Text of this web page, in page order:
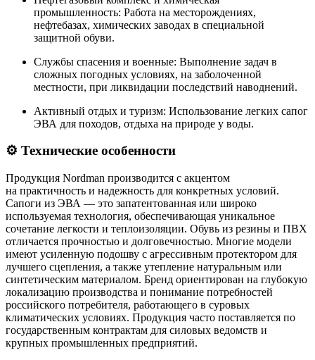
промышленность: Работа на месторождениях,
нефтебазах, химических заводах в специальной
защитной обуви.
Службы спасения и военные: Выполнение задач в
сложных погодных условиях, на заболоченной
местности, при ликвидации последствий наводнений.
Активный отдых и туризм: Использование легких сапог
ЭВА для походов, отдыха на природе у воды.
⚙️ Технические особенности
Продукция Nordman производится с акцентом
на практичность и надежность для конкретных условий.
Сапоги из ЭВА — это запатентованная или широко
используемая технология, обеспечивающая уникальное
сочетание легкости и теплоизоляции. Обувь из резины и ПВХ
отличается прочностью и долговечностью. Многие модели
имеют усиленную подошву с агрессивным протектором для
лучшего сцепления, а также утепление натуральным или
синтетическим материалом. Бренд ориентирован на глубокую
локализацию производства и понимание потребностей
российского потребителя, работающего в суровых
климатических условиях. Продукция часто поставляется по
государственным контрактам для силовых ведомств и
крупных промышленных предприятий.